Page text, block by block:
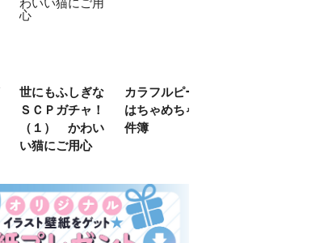
世にもふしぎな
ＳＣＰガチャ！
（１） かわい
い猫にご用心
カラフルピーチ
はちゃめちゃ事
件簿